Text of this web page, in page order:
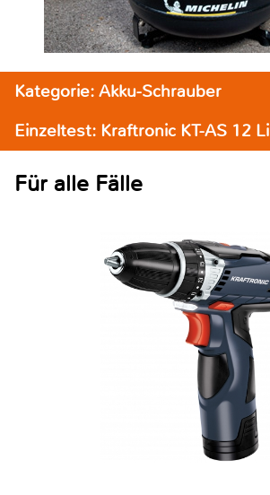
Kategorie: Akku-Schrauber
Einzeltest: Kraftronic KT-AS 12 Li
Für alle Fälle